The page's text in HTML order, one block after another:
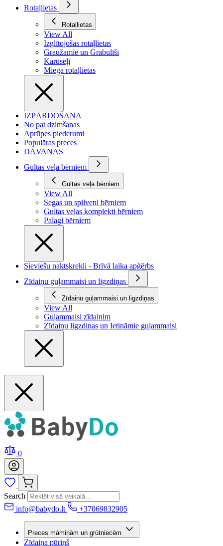
Rotaļlietas
Rotaļlietas
View All
Izglītojošas rotaļlietas
Graužamie un Grabulīši
Karuseļi
Miega rotaļlietas
IZPĀRDOŠANA
No pat dzimšanas
Aprūpes piederumi
Populāras preces
DĀVANAS
Gultas veļa bērniem
Gultas veļa bērniem
View All
Segas un spilveni bērniem
Gultas veļas komplekti bērniem
Palagi bērniem
Sieviešu naktskrekli - Brīvā laika apģērbs
Zīdaiņu guļammaisi un ligzdiņas
Zīdaiņu guļammaisi un ligzdiņas
View All
Guļammaisi zīdainim
Zīdaiņu ligzdiņas un Ietināmie guļammaisi
0
Search
info@babydo.lt
+37069832905
Preces māmiņām un grūtniecēm
Zīdaiņa pūriņš